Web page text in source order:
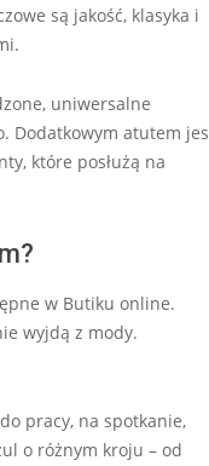
są jakość, klasyka i
uniwersalne
Dodatkowym atutem
które posłużą na
w Butiku online.
wyjdą z mody.
pracy, na spotkanie,
o różnym kroju – od